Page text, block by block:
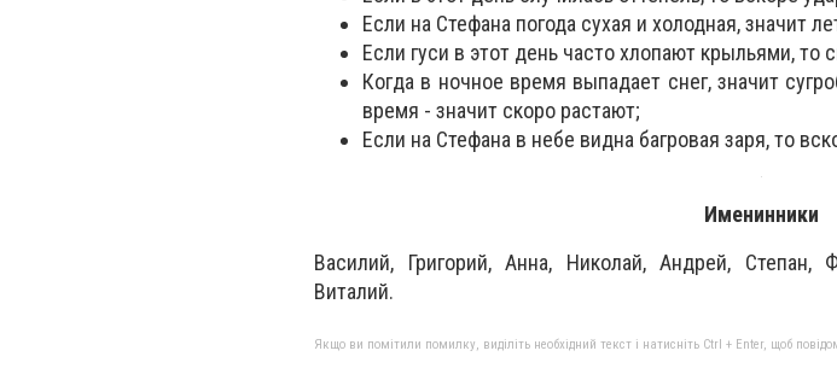
Если на Стефана погода сухая и холодная, значит
Если гуси в этот день часто хлопают крыльями, то
Когда в ночное время выпадает снег, значит
время - значит скоро растают;
Если на Стефана в небе видна багровая заря, то
Именинники
Василий, Григорий, Анна, Николай, Андрей, Степан,
Виталий.
Якщо ви помітили помилку, виділіть необхідний текст і натисніть Ctrl + Enter, щоб